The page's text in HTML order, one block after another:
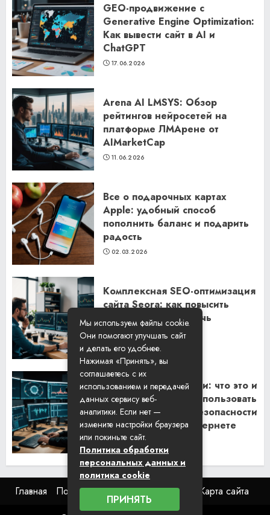
GEO-продвижение с
Generative Engine Optimization:
Как вывести сайт в AI и
ChatGPT
17.06.2026
Arena AI LMSYS: Обзор
рейтингов нейросетей на
платформе ЛМАрене от
AIMarketCap
11.06.2026
Все о подарочных картах
Apple: удобный способ
пополнить баланс и подарить
радость
02.03.2026
Комплексная SEO-оптимизация
сайта Seora: как повысить
видимость и привлечь
клиентов
06.02.2026
Резидентские прокси: что это и
как их правильно использовать
для обеспечения безопасности
и анонимности в интернете
29.01.2026
Главная Пользовательское соглашение
Карта сайта
Мы используем файлы cookie.
Они помогают улучшать сайт
и делать его удобнее.
Нажимая «Принять», вы
соглашаетесь с их
использованием и передачей
данных сервису веб-
аналитики. Если нет —
измените настройки браузера
или покиньте сайт.
Политика обработки
персональных данных и
политика cookie
ПРИНЯТЬ